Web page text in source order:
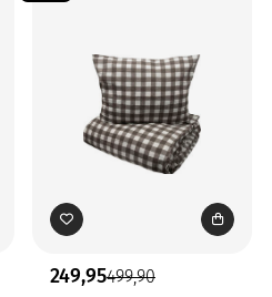
249,95499,90